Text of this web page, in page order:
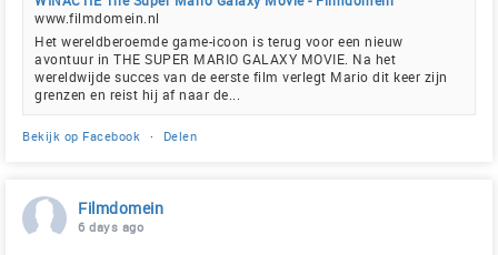
www.filmdomein.nl
Het wereldberoemde game-icoon is terug voor een nieuw
avontuur in THE SUPER MARIO GALAXY MOVIE. Na het
wereldwijde succes van de eerste film verlegt Mario dit keer zijn
grenzen en reist hij af naar de...
Bekijk op Facebook · Delen
Filmdomein
6 days ago